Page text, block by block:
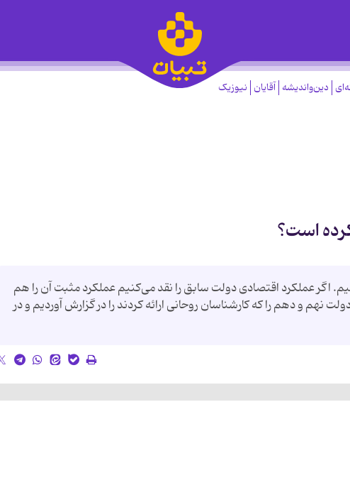
دین‌واندیشه آقایان نیوزیک
است؟
عملکرد اقتصادی دولت سابق را نقد می‌کنیم عملکرد مثبت آن را هم
شاخص اقتصادی دولت نهم و دهم را که کارشناسان روحانی ارائه کردند را در گزارش آوردیم و در